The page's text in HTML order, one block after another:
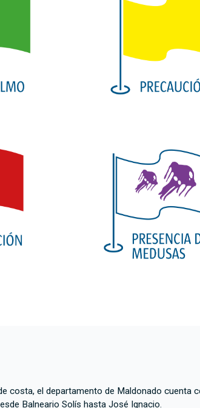
costa, el departamento de Maldonado cuenta
Balneario Solís hasta José Ignacio.